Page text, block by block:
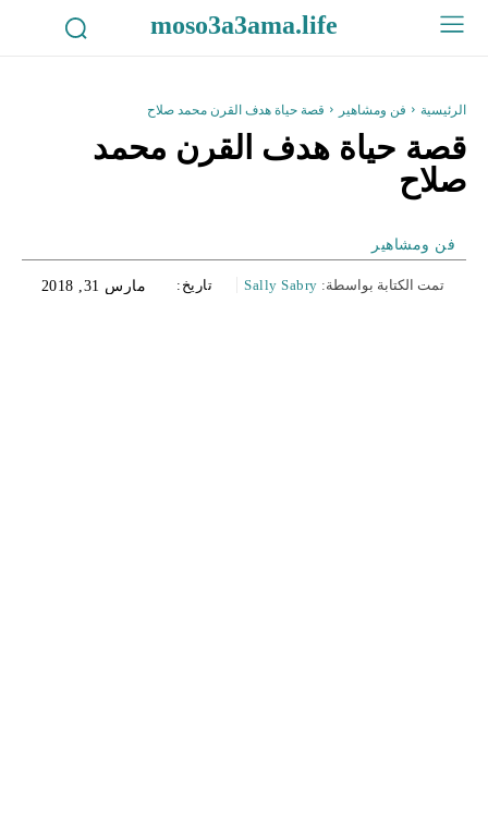
moso3a3ama.life
الرئيسية فن ومشاهير قصة حياة هدف القرن محمد صلاح
قصة حياة هدف القرن محمد
صلاح
فن ومشاهير
تمت الكتابة بواسطة: Sally Sabry تاريخ: مارس 31, 2018